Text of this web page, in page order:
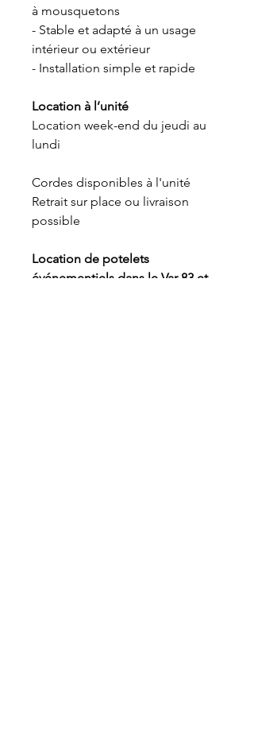
à mousquetons
- Stable et adapté à un usage
intérieur ou extérieur
- Installation simple et rapide
Location à l’unité
Location week-end du jeudi au
lundi
Cordes disponibles à l'unité
Retrait sur place ou livraison
possible
Location de potelets
événementiels dans le Var 83 et